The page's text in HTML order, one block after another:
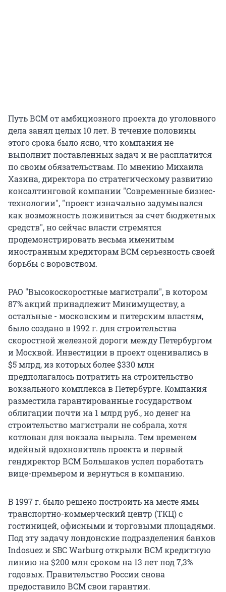
Путь ВСМ от амбициозного проекта до уголовного
дела занял целых 10 лет. В течение половины
этого срока было ясно, что компания не
выполнит поставленных задач и не расплатится
по своим обязательствам. По мнению Михаила
Хазина, директора по стратегическому развитию
консалтинговой компании "Современные бизнес-
технологии", "проект изначально задумывался
как возможность поживиться за счет бюджетных
средств", но сейчас власти стремятся
продемонстрировать весьма именитым
иностранным кредиторам ВСМ серьезность своей
борьбы с воровством.
РАО "Высокоскоростные магистрали", в котором
87% акций принадлежит Минимуществу, а
остальные - московским и питерским властям,
было создано в 1992 г. для строительства
скоростной железной дороги между Петербургом
и Москвой. Инвестиции в проект оценивались в
$5 млрд, из которых более $330 млн
предполагалось потратить на строительство
вокзального комплекса в Петербурге. Компания
разместила гарантированные государством
облигации почти на 1 млрд руб., но денег на
строительство магистрали не собрала, хотя
котлован для вокзала вырыла. Тем временем
идейный вдохновитель проекта и первый
гендиректор ВСМ Большаков успел поработать
вице-премьером и вернуться в компанию.
В 1997 г. было решено построить на месте ямы
транспортно-коммерческий центр (ТКЦ) с
гостиницей, офисными и торговыми площадями.
Под эту задачу лондонские подразделения банков
Indosuez и SBC Warburg открыли ВСМ кредитную
линию на $200 млн сроком на 13 лет под 7,3%
годовых. Правительство России снова
предоставило ВСМ свои гарантии.